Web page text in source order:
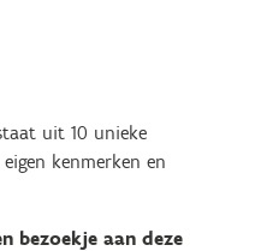
uit 10 unieke
kenmerken en
bezoekje aan deze